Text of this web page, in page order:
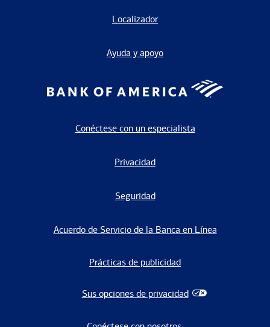
Localizador
Ayuda y apoyo
Conéctese con un especialista
Privacidad
Seguridad
Acuerdo de Servicio de la Banca en Línea
Prácticas de publicidad
Sus opciones de privacidad